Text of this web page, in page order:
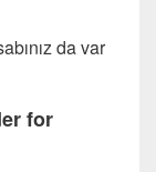
da var
for